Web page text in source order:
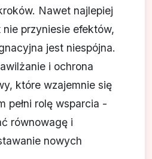
Nawet najlepiej
przyniesie efektów,
jest niespójna.
i ochrona
które wzajemnie się
pełni rolę wsparcia -
równowagę i
nowych